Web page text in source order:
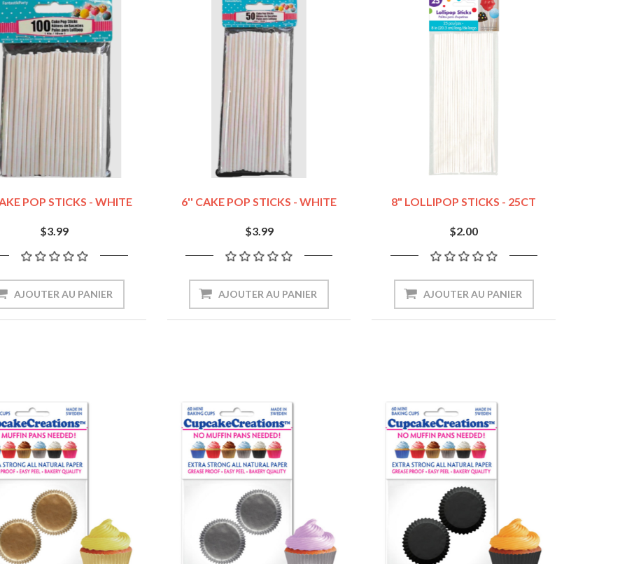
POP STICKS - WHITE
$3.99
6'' CAKE POP STICKS - WHITE
$3.99
8" LOLLIPOP STICKS - 25CT
$2.00